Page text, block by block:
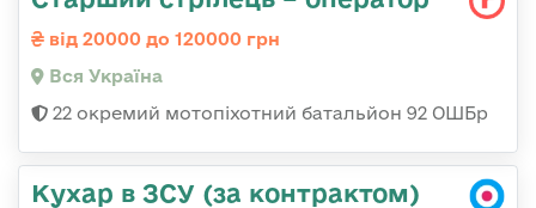
від 20000 до 120000 грн
Вся Україна
22 окремий мотопіхотний батальйон 92 ОШБр
Кухар в ЗСУ (за контрактом)